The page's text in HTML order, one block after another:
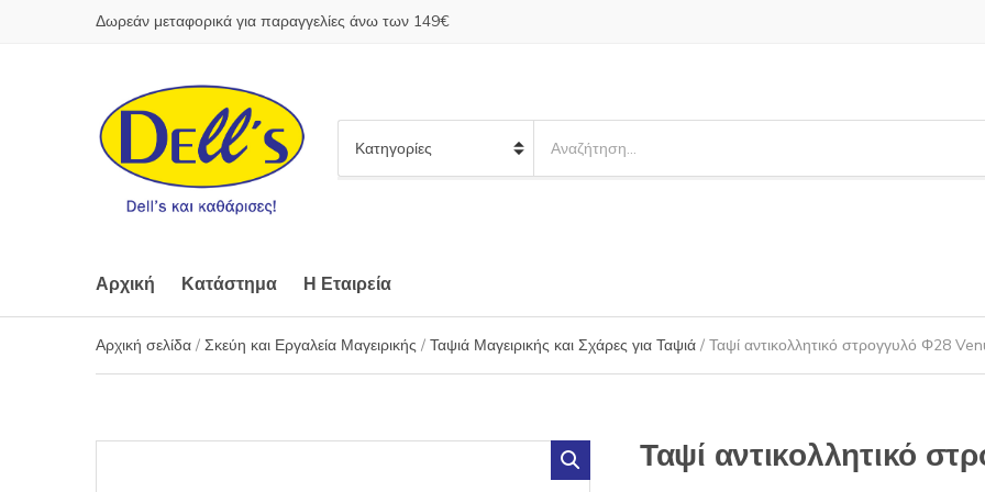
Δωρεάν μεταφορικά για παραγγελίες άνω των 149€
a
o
n
a
a
o
d
u
s
Αρχική Κατάστημα Η Εταιρεία
Αρχική σελίδα / Σκεύη και Εργαλεία Μαγειρικής / Ταψιά Μαγειρικής και Σχάρες για Ταψιά / Ταψί αντικολλητικό στρογγυλό Φ28
Ταψί αντικολλητικό